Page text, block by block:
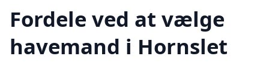
Fordele ved at vælge
havemand i Hornslet